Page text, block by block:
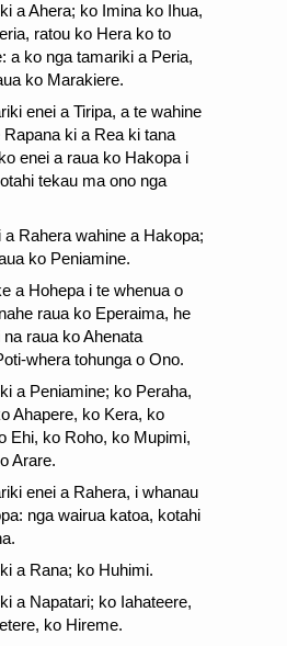
a Ahera; ko Imina ko Ihua,
ratou ko Hera ko to
a ko nga tamariki a Peria,
ko Marakiere.
enei a Tiripa, a te wahine
Rapana ki a Rea ki tana
enei a raua ko Hakopa i
tekau ma ono nga
a Rahera wahine a Hakopa;
ko Peniamine.
a Hohepa i te whenua o
raua ko Eperaima, he
raua ko Ahenata
whera tohunga o Ono.
a Peniamine; ko Peraha,
Ahapere, ko Kera, ko
Ehi, ko Roho, ko Mupimi,
Arare.
enei a Rahera, i whanau
nga wairua katoa, kotahi
a Rana; ko Huhimi.
a Napatari; ko Iahateere,
ko Hireme.